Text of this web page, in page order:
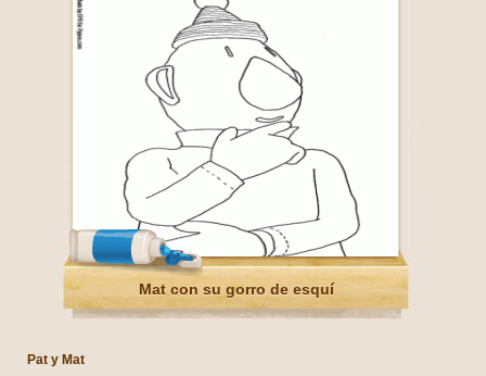
Mat con su gorro de esquí
Pat y Mat